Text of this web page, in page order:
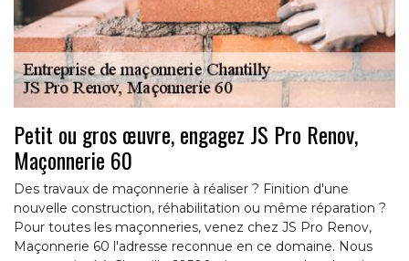
Petit ou gros œuvre, engagez JS Pro Renov,
Maçonnerie 60
Des travaux de maçonnerie à réaliser ? Finition d'une
nouvelle construction, réhabilitation ou même réparation ?
Pour toutes les maçonneries, venez chez JS Pro Renov,
Maçonnerie 60 l'adresse reconnue en ce domaine. Nous